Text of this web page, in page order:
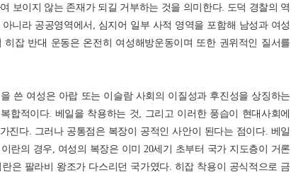
보이지 않는 존재가 되길 거부하는 것을 의미한다. 도덕 경찰의 역
니라 공공영역에서, 심지어 일부 사적 영역을 포함해 남성과 여성
잡 반대 운동은 온전히 여성해방운동이며 또한 권위적인 질서를
쓴 여성은 아랍 또는 이슬람 사회의 이질성과 후진성을 상징하는
합적이다. 베일을 착용하는 것, 그리고 이러한 풍습이 현대사회에
진다. 그러나 공통점은 복장이 공적인 사안이 된다는 점이다. 베일
란의 경우, 여성의 복장은 이미 20세기 초부터 국가 지도층이 거론
은 팔라비 왕조가 다스리던 국가였다. 히잡 착용이 공식적으로 금